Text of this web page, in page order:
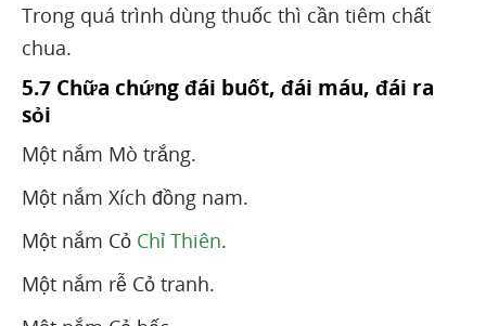
Trong quá trình dùng thuốc thì cần tiêm chất
chua.
5.7 Chữa chứng đái buốt, đái máu, đái ra
sỏi
Một nắm Mò trắng.
Một nắm Xích đồng nam.
Một nắm Cỏ Chỉ Thiên.
Một nắm rễ Cỏ tranh.